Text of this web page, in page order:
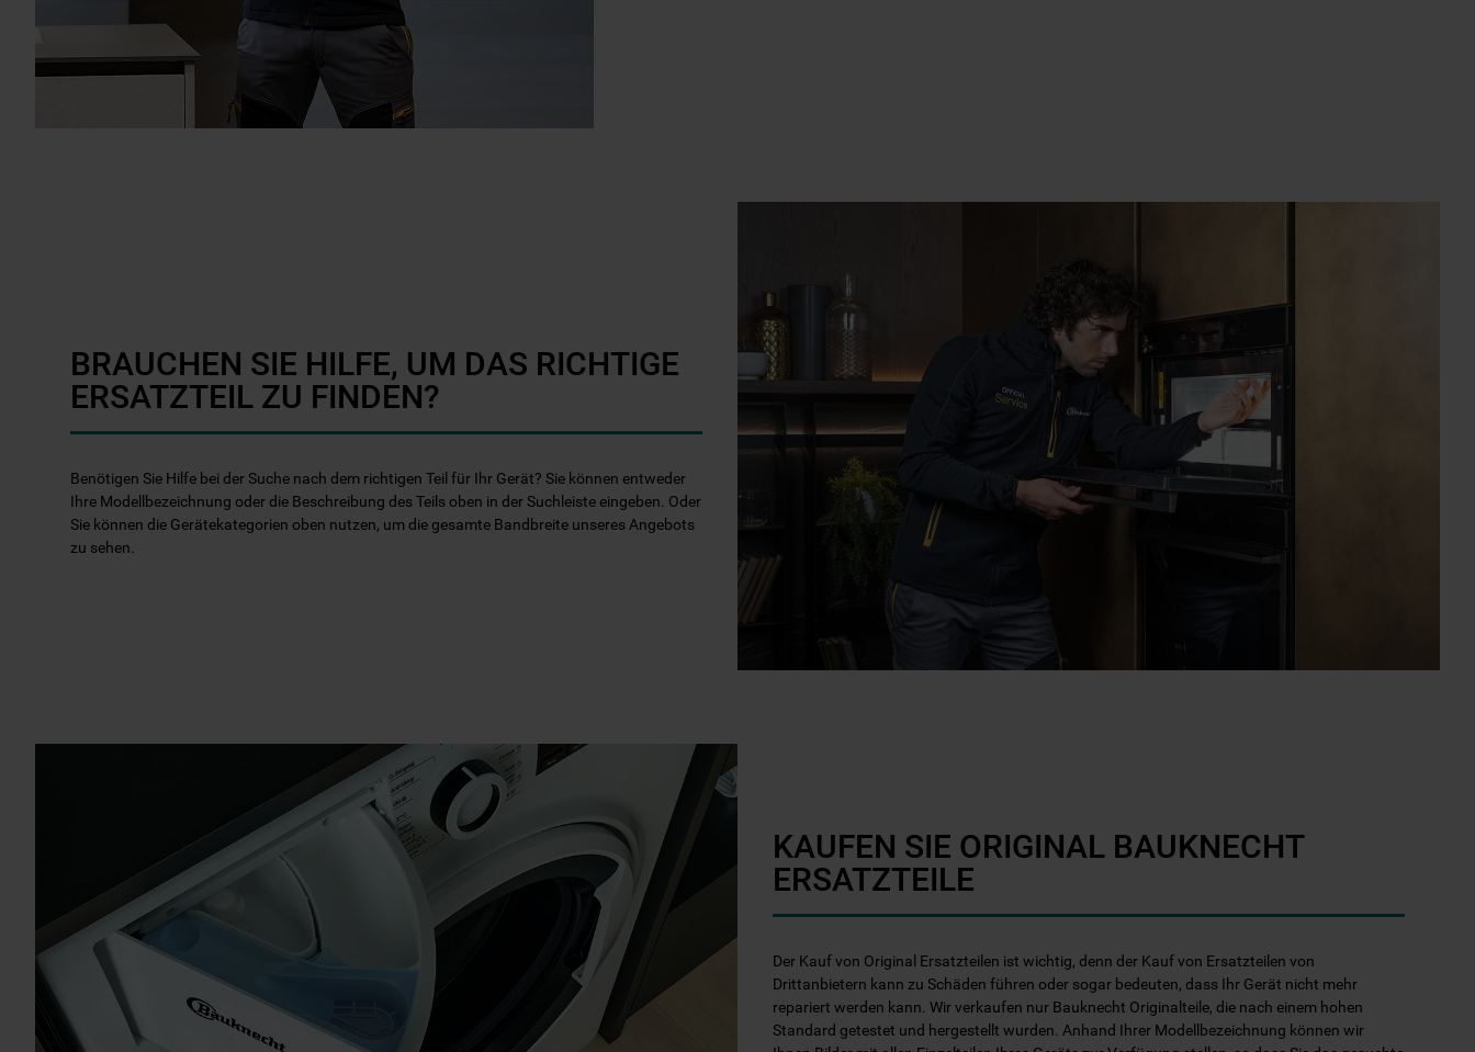
BRAUCHEN SIE HILFE, UM DAS RICHTIGE
ERSATZTEIL ZU FINDEN?
Benötigen Sie Hilfe bei der Suche nach dem richtigen Teil für Ihr Gerät? Sie können entweder
Ihre Modellbezeichnung oder die Beschreibung des Teils oben in der Suchleiste eingeben. Oder
Sie können die Gerätekategorien oben nutzen, um die gesamte Bandbreite unseres Angebots
zu sehen.
KAUFEN SIE ORIGINAL BAUKNECHT
ERSATZTEILE
Der Kauf von Original Ersatzteilen ist wichtig, denn der Kauf von Ersatzteilen von
Drittanbietern kann zu Schäden führen oder sogar bedeuten, dass Ihr Gerät nicht mehr
repariert werden kann. Wir verkaufen nur Bauknecht Originalteile, die nach einem hohen
Standard getestet und hergestellt wurden. Anhand Ihrer Modellbezeichnung können wir